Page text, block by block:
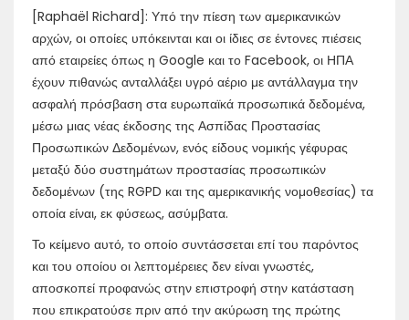
[Raphaël Richard]: Υπό την πίεση των αμερικανικών
αρχών, οι οποίες υπόκεινται και οι ίδιες σε έντονες πιέσεις
από εταιρείες όπως η Google και το Facebook, οι ΗΠΑ
έχουν πιθανώς ανταλλάξει υγρό αέριο με αντάλλαγμα την
ασφαλή πρόσβαση στα ευρωπαϊκά προσωπικά δεδομένα,
μέσω μιας νέας έκδοσης της Ασπίδας Προστασίας
Προσωπικών Δεδομένων, ενός είδους νομικής γέφυρας
μεταξύ δύο συστημάτων προστασίας προσωπικών
δεδομένων (της RGPD και της αμερικανικής νομοθεσίας) τα
οποία είναι, εκ φύσεως, ασύμβατα.
Το κείμενο αυτό, το οποίο συντάσσεται επί του παρόντος
και του οποίου οι λεπτομέρειες δεν είναι γνωστές,
αποσκοπεί προφανώς στην επιστροφή στην κατάσταση
που επικρατούσε πριν από την ακύρωση της πρώτης